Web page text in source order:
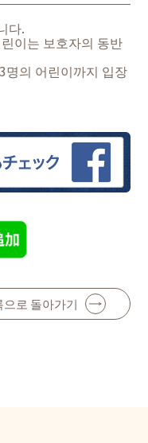
다.
이는 보호자의 동반
의 어린이까지 입장
으로 돌아가기